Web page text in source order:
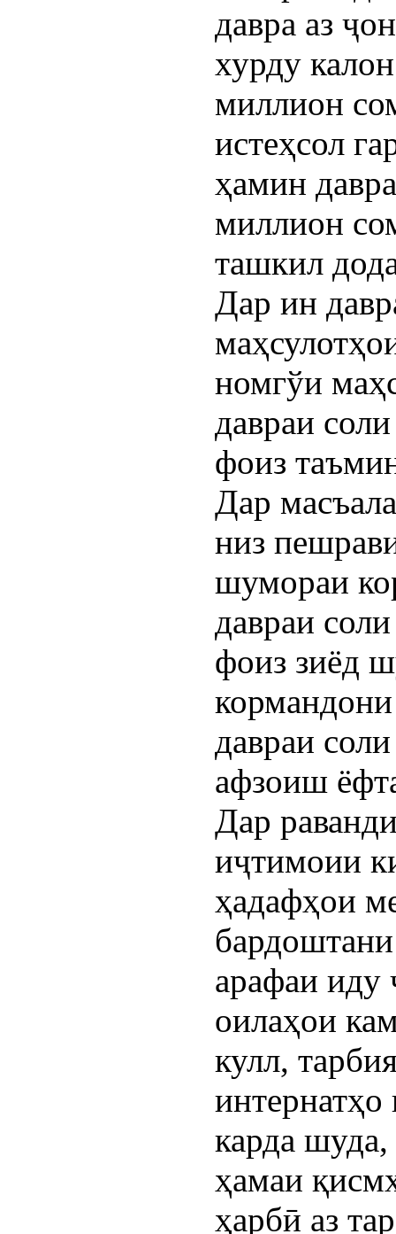
давра аз
хурду
миллион
истеҳсол
ҳамин
миллион
ташкил
Дар ин
номгўи
давраи
фоиз
Дар
низ
шумораи
давраи
фоиз зиёд
давраи
афзоиш
Дар
иҷтимоии
ҳадафҳои
арафаи иду
оилаҳои
кулл,
интернатҳо
карда
ҳамаи
ҳарбӣ аз